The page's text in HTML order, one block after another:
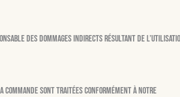
des dommages indirects résultant de
commande sont traitées conformément à notre